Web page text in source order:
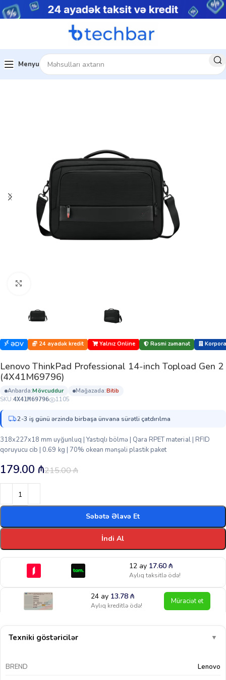
Menyu
Kompüter aksesuarları Noutbuk Çantaları
ƏDV 24 ayadək kredit Yalnız Online Rəsmi zəmanət
Lenovo ThinkPad Professional 14-inch Topload Gen 2
(4X41M69796)
anbarda: mövcuddur mağazada:
bi̇ti̇b
SKU:4X41M69796 1105
2-3 iş günü ərzində birbaşa ünvana sürətli çatdırılma
318x227x18 mm uyğunluq | Yastıqlı bölmə | Qara RPET material | RFID
qoruyucu cib | 0.69 kg | 70% okean mənşəli plastik paket
215.00₼
179.00 ₼
Səbətə Əlavə Et
İndi Al
12 ay 17.60 ₼
Aylıq taksitlə ödə!
24 ay 13.78₼
Aylıq kreditlə ödə! Müraciət et
Texniki göstəricilər ▼
BREND Lenovo